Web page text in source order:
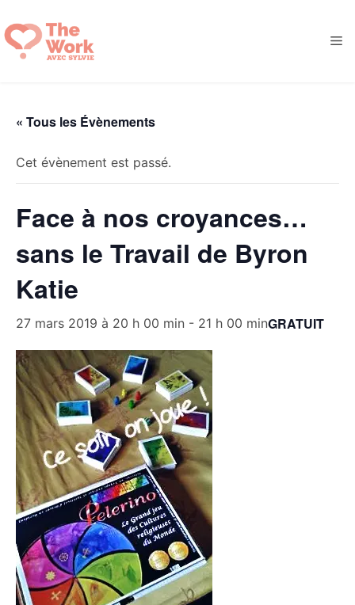
au
contenu
« Tous les Évènements
Cet évènement est passé.
Face à nos croyances…
sans le Travail de Byron
Katie
27 mars 2019 à 20 h 00 min - 21 h 00 minGRATUIT